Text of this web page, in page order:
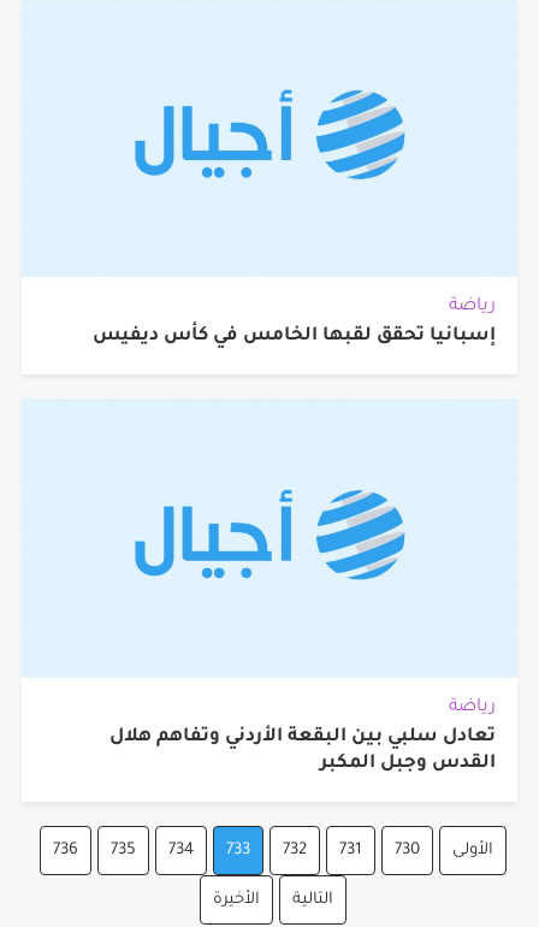
رياضة
إسبانيا تحقق لقبها الخامس في كأس ديفيس
رياضة
تعادل سلبي بين البقعة الأردني وتفاهم هلال
القدس وجبل المكبر
الأولى 730
731
732
733
734
735
736
التالية الأخيرة